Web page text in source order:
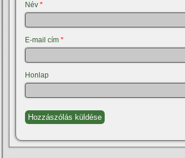
Név*
E-mail cím*
Honlap